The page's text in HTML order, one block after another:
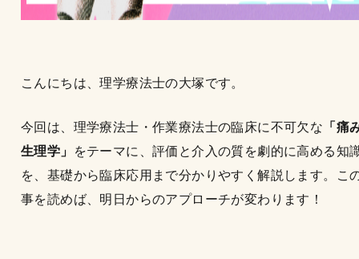
こんにちは、理学療法士の大塚です。
今回は、理学療法士・作業療法士の臨床に不可欠な 「痛
生理学」
をテーマに、評価と介入の質を劇的に高める知
を、基礎から臨床応用まで分かりやすく解説します。こ
事を読めば、明日からのアプローチが変わります！